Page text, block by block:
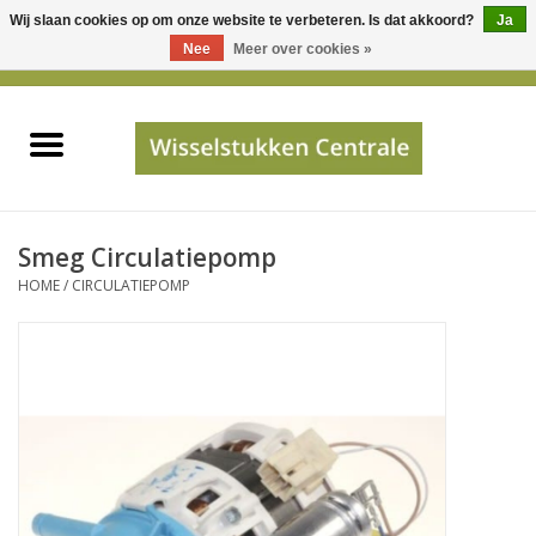
Gebruik
de
pijltjes
op
en
neer
beschikbaar
op
Enter
om
naar
PRIJSAANVRAAG
Merken
Smeg Circulatiepomp
HOME/ CIRCULATIEPOMP
Wij slaan cookies op om onze website te verbeteren. Is dat akkoord?
Ja
Nee
Meer over cookies »